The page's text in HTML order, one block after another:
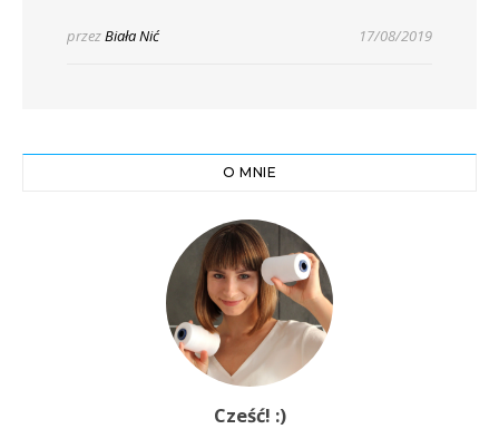
przezBiała Nić 17/08/2019
O MNIE
Cześć! :)